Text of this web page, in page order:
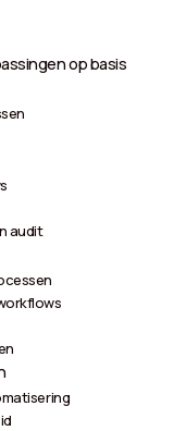
op basis
audit